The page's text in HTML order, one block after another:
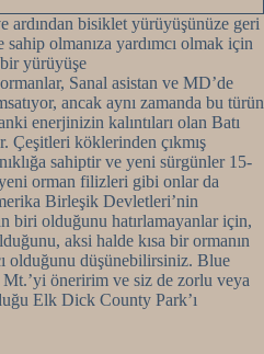
bisiklet yürüyüşünüze geri
olmanıza yardımcı olmak için
yürüyüşe
Sanal asistan ve MD’de
ancak aynı zamanda bu türün
enerjinizin kalıntıları olan Batı
Çeşitleri köklerinden çıkmış
sahiptir ve yeni sürgünler 15-
orman filizleri gibi onlar da
Birleşik Devletleri’nin
biri olduğunu hatırlamayanlar için,
aksi halde kısa bir ormanın
olduğunu düşünebilirsiniz. Blue
Mt.’yi öneririm ve siz de zorlu veya
Elk Dick County Park’ı